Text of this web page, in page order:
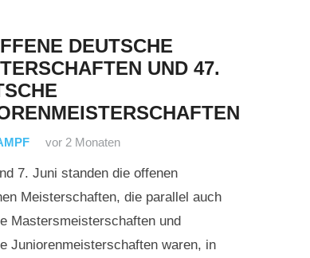
DEUTSCHE
UND 47.
vor 2 Monaten
7. Juni standen die offenen
Meisterschaften, die parallel auch
Mastersmeisterschaften und
Juniorenmeisterschaften waren, in